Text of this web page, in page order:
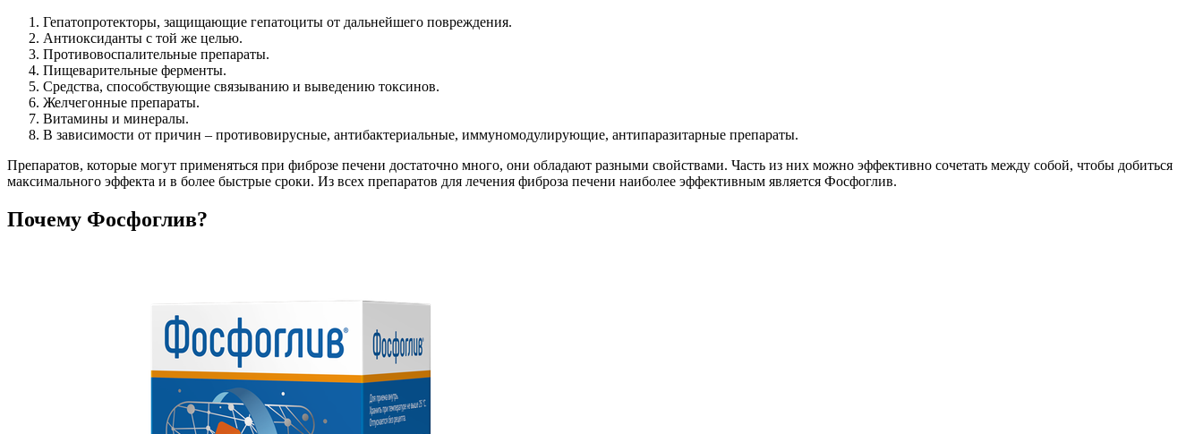
Гепатопротекторы, защищающие гепатоциты от дальнейшего повреждения.
Антиоксиданты с той же целью.
Противовоспалительные препараты.
Пищеварительные ферменты.
Средства, способствующие связыванию и выведению токсинов.
Желчегонные препараты.
Витамины и минералы.
В зависимости от причин – противовирусные, антибактериальные, иммуномодулирующие, антипаразитарные препараты.
Препаратов, которые могут применяться при фиброзе печени достаточно много, они обладают разными свойствами. Часть из них можно эффективно сочетать между собой, чтобы добиться
максимального эффекта и в более быстрые сроки. Из всех препаратов для лечения фиброза печени наиболее эффективным является Фосфоглив.
Почему Фосфоглив?